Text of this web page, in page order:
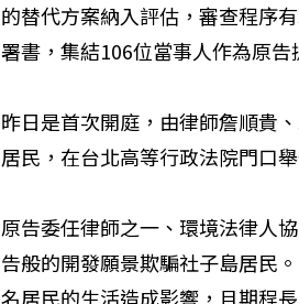
的替代方案納入評估，審查程序
署書，集結106位當事人作為原告
昨日是首次開庭，由律師詹順貴
居民，在台北高等行政法院門口
原告委任律師之一、環境法律人
告般的開發願景欺騙社子島居民
名居民的生活造成影響，且期程